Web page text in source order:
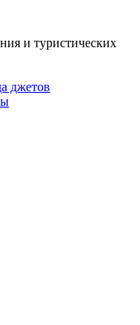
и туристических
джетов